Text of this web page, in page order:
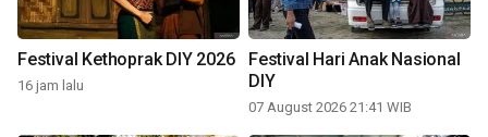
Festival Kethoprak DIY 2026
16 jam lalu
Festival Hari Anak Nasional
DIY
07 August 2026 21:41 WIB